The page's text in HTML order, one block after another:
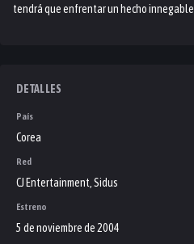
tendrá que enfrentar un hecho innegable.
DETALLES
País
Corea
Red
CJ Entertainment, Sidus
Estreno
5 de noviembre de 2004